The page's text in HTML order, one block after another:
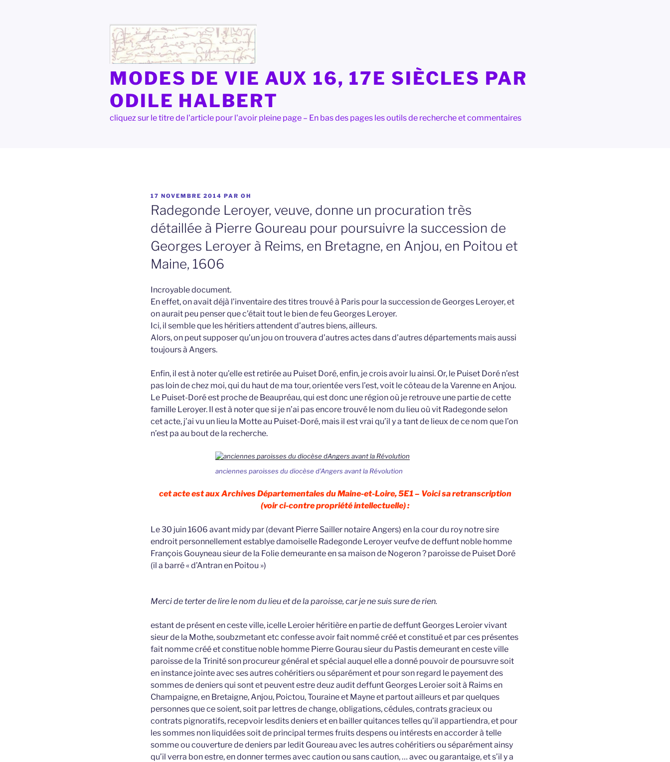
MODES DE VIE AUX 16, 17E SIÈCLES PAR
ODILE HALBERT
cliquez sur le titre de l'article pour l'avoir pleine page – En bas des pages les outils de recherche et commentaires
PUBLIÉ
LE
17 NOVEMBRE 2014 PAR OH
Radegonde Leroyer, veuve, donne un procuration très
détaillée à Pierre Goureau pour poursuivre la succession de
Georges Leroyer à Reims, en Bretagne, en Anjou, en Poitou et
Maine, 1606
Incroyable document.
En effet, on avait déjà l’inventaire des titres trouvé à Paris pour la succession de Georges Leroyer, et
on aurait peu penser que c’était tout le bien de feu Georges Leroyer.
Ici, il semble que les héritiers attendent d’autres biens, ailleurs.
Alors, on peut supposer qu’un jou on trouvera d’autres actes dans d’autres départements mais aussi
toujours à Angers.
Enfin, il est à noter qu’elle est retirée au Puiset Doré, enfin, je crois avoir lu ainsi. Or, le Puiset Doré n’est
pas loin de chez moi, qui du haut de ma tour, orientée vers l’est, voit le côteau de la Varenne en Anjou.
Le Puiset-Doré est proche de Beaupréau, qui est donc une région où je retrouve une partie de cette
famille Leroyer. Il est à noter que si je n’ai pas encore trouvé le nom du lieu où vit Radegonde selon
cet acte, j’ai vu un lieu la Motte au Puiset-Doré, mais il est vrai qu’il y a tant de lieux de ce nom que l’on
n’est pa au bout de la recherche.
anciennes paroisses du diocèse d'Angers avant la Révolution
cet acte est aux Archives Départementales du Maine-et-Loire, 5E1 – Voici sa retranscription
(voir ci-contre propriété intellectuelle) :
Le 30 juin 1606 avant midy par (devant Pierre Sailler notaire Angers) en la cour du roy notre sire
endroit personnellement establye damoiselle Radegonde Leroyer veufve de deffunt noble homme
François Gouyneau sieur de la Folie demeurante en sa maison de Nogeron ? paroisse de Puiset Doré
(il a barré « d’Antran en Poitou »)
Merci de terter de lire le nom du lieu et de la paroisse, car je ne suis sure de rien.
estant de présent en ceste ville, icelle Leroier héritière en partie de deffunt Georges Leroier vivant
sieur de la Mothe, soubzmetant etc confesse avoir fait nommé créé et constitué et par ces présentes
fait nomme créé et constitue noble homme Pierre Gourau sieur du Pastis demeurant en ceste ville
paroisse de la Trinité son procureur général et spécial auquel elle a donné pouvoir de poursuvre soit
en instance jointe avec ses autres cohéritiers ou séparément et pour son regard le payement des
sommes de deniers qui sont et peuvent estre deuz audit deffunt Georges Leroier soit à Raims en
Champaigne, en Bretaigne, Anjou, Poictou, Touraine et Mayne et partout ailleurs et par quelques
personnes que ce soient, soit par lettres de change, obligations, cédules, contrats gracieux ou
contrats pignoratifs, recepvoir lesdits deniers et en bailler quitances telles qu’il appartiendra, et pour
les sommes non liquidées soit de principal termes fruits despens ou intérests en accorder à telle
somme ou couverture de deniers par ledit Goureau avec les autres cohéritiers ou séparément ainsy
qu’il verra bon estre, en donner termes avec caution ou sans caution, … avec ou garantaige, et s’il y a